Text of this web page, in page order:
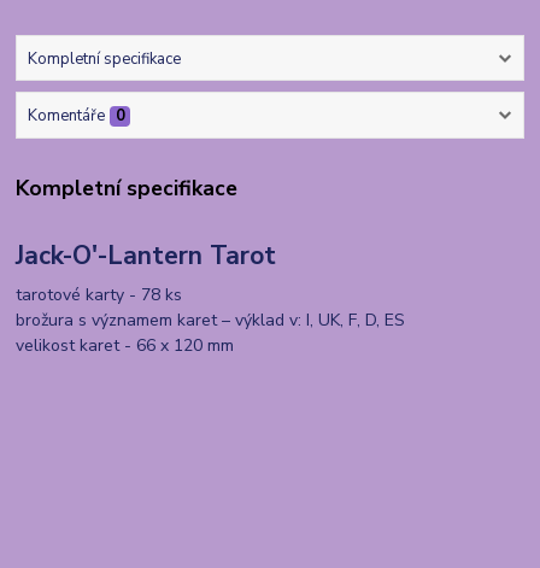
Kompletní specifikace
Komentáře 0
Kompletní specifikace
Jack-O'-Lantern Tarot
tarotové karty - 78 ks
brožura s významem karet – výklad v: I, UK, F, D, ES
velikost karet - 66 x 120 mm